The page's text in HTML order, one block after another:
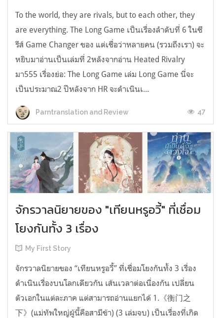
To the world, they are rivals, but to each other, they
are everything. The Long Game เป็นเรื่องลำดับที่ 6 ในซี
รีส์ Game Changer ของ แต่เชื่อว่าหลายคน (รวมถึงเรา) จะ
หยิบมาอ่านเป็นเล่มที่ 2หลังจากอ่าน Heated Rivalry
มา555 เรื่องย่อ: The Long Game เล่ม Long Game นี่จะ
เป็นประมาณ2 ปีหลังจาก HR จะดำเนินเ...
Parntranslation and Review 47
จักรวาลนิยายของ "เทียนหรูอวี้" ที่เชื่อม
โยงกันทั้ง 3 เรื่อง
My First Story
จักรวาลนิยายของ “เทียนหรูอวี้” ที่เชื่อมโยงกันทั้ง 3 เรื่อง
ดำเนินเรื่องบนโลกเดียวกัน เส้นเวลาต่อเนื่องกัน เปลี่ยน
ตัวเอกในแต่ละภาค แต่สามารถอ่านแยกได้ 1.《衡门之
下》(แม่ทัพใหญ่ผู้นี้คือสามีข้า) (3 เล่มจบ) เป็นเรื่องที่เกิด